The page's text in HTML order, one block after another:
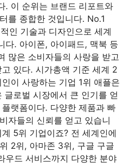
. 이 순위는 브랜드 리포트와
를 종합한 것입니다. No.1
인 기술과 디자인으로 세계
다. 아이폰, 아이패드, 맥북 등
많은 소비자들의 사랑을 받고
있다. 시가총액 기준 세계 2
이 사랑하는 기업 1위 애플은
글로벌 시장에서 큰 인기를 얻
랫폼이다. 다양한 제품과 빠
자들의 신뢰를 얻고 있습니
5위 기업이죠? 전 세계인에
2위, 아마존 3위, 구글 구글
우드 서비스까지 다양한 분야